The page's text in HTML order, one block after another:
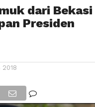
dari Bekasi
Presiden
2018